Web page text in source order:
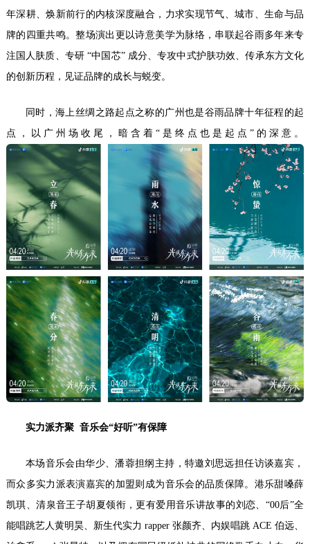
年深耕、焕新前行的内核深度融合，力求实现节气、城市、生命与品
牌的四重共鸣。整场演出更以诗意美学为脉络，串联起谷雨多年来专
注国人肤质、专研 “中国芯” 成分、专攻中式护肤功效、传承东方文化
的创新历程，见证品牌的成长与蜕变。
同时，海上丝绸之路起点之称的广州也是谷雨品牌十年征程的起
点，以广州场收尾，暗含着“是终点也是起点”的深意。
实力派齐聚 音乐会“好听”有保障
本场音乐会由华少、潘蓉担纲主持，特邀刘思远担任访谈嘉宾，
而众多实力派表演嘉宾的加盟则成为音乐会的品质保障。港乐甜嗓薛
凯琪、清泉音王子胡夏领衔，更有爱用音乐讲故事的刘恋、“00后”全
能唱跳艺人黄明昊、新生代实力 rapper 张颜齐、内娱唱跳 ACE 伯远、